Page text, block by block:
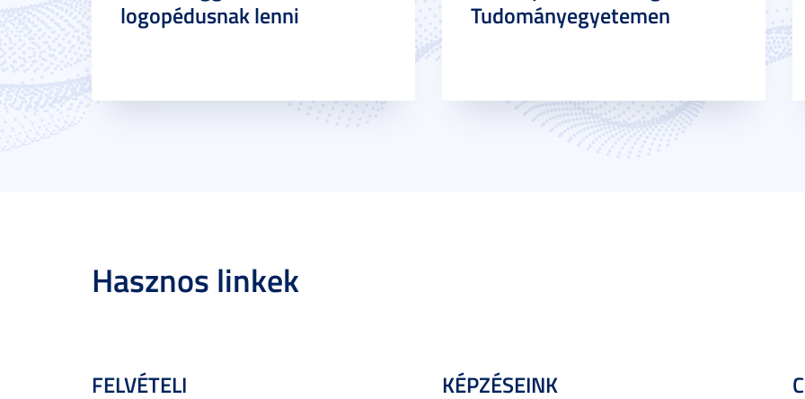
logopédusnak lenni
Tudományegyetemen
Hasznos linkek
FELVÉTELI KÉPZÉSEINK